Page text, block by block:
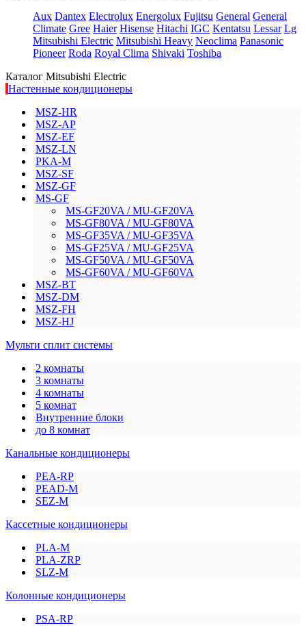
Aux Dantex Electrolux Energolux Fujitsu General General
Climate Gree Haier Hisense Hitachi IGC Kentatsu Lessar Lg
Mitsubishi Electric Mitsubishi Heavy Neoclima Panasonic
Pioneer Roda Royal Clima Shivaki Toshiba
Каталог Mitsubishi Electric
Настенные кондиционеры
MSZ-HR
MSZ-AP
MSZ-EF
MSZ-LN
PKA-M
MSZ-SF
MSZ-GF
MS-GF
MS-GF20VA / MU-GF20VA
MS-GF80VA / MU-GF80VA
MS-GF35VA / MU-GF35VA
MS-GF25VA / MU-GF25VA
MS-GF50VA / MU-GF50VA
MS-GF60VA / MU-GF60VA
MSZ-BT
MSZ-DM
MSZ-FH
MSZ-HJ
Мульти сплит системы
2 комнаты
3 комнаты
4 комнаты
5 комнат
Внутренние блоки
до 8 комнат
Канальные кондиционеры
PEA-RP
PEAD-M
SEZ-M
Кассетные кондиционеры
PLA-M
PLA-ZRP
SLZ-M
Колонные кондиционеры
PSA-RP